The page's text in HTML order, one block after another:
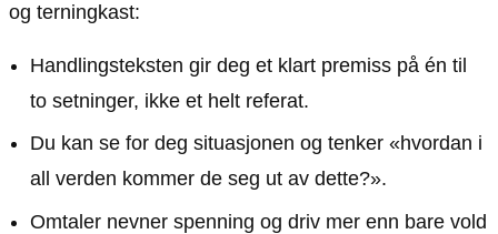
og terningkast:
Handlingsteksten gir deg et klart premiss på én til
to setninger, ikke et helt referat.
Du kan se for deg situasjonen og tenker «hvordan i
all verden kommer de seg ut av dette?».
Omtaler nevner spenning og driv mer enn bare vold